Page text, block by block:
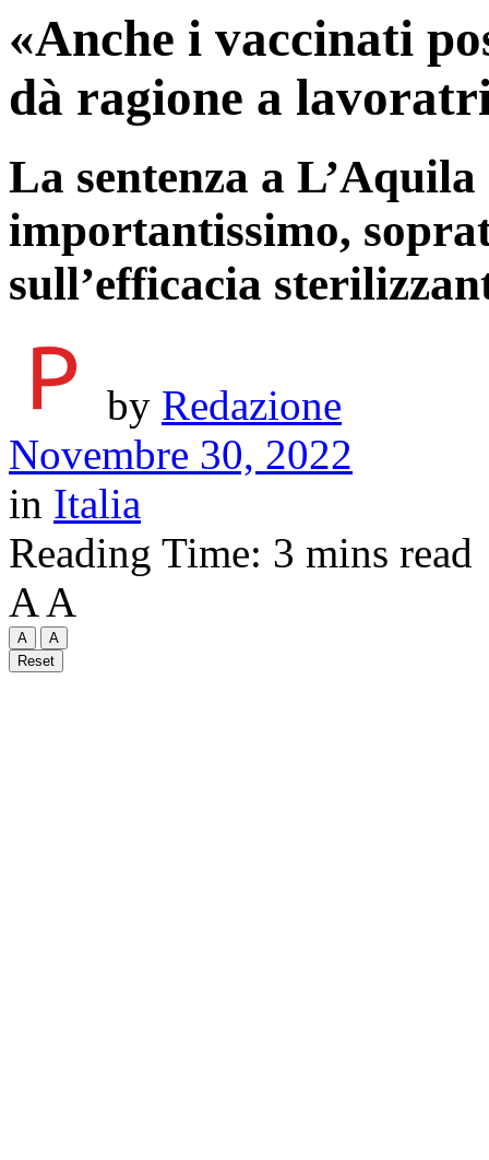
«Anche i vaccinati
dà ragione a
La sentenza a
importantissimo,
sull’efficacia
by Redazione
Novembre 30, 2022
in Italia
Reading Time: 3 mins read
A A
A
A
Reset